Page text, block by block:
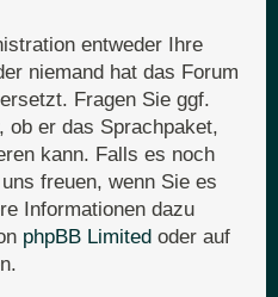
entweder Ihre
niemand hat das Forum
Fragen Sie ggf.
ob er das Sprachpaket,
kann. Falls es noch
freuen, wenn Sie es
Informationen dazu
phpBB Limited oder auf